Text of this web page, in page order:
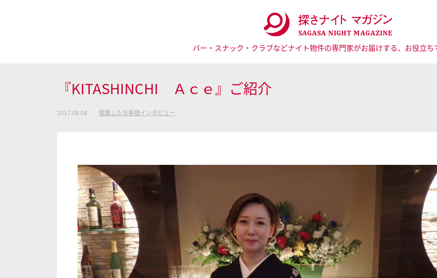
バー・スナック・クラブなどナイト物件の専門家がお届けする、お役立ち
『KITASHINCHI Ａｃｅ』ご紹介
2017.09.08 開業したお客様インタビュー